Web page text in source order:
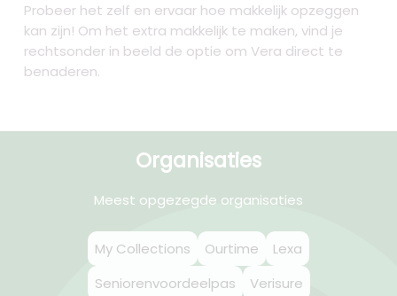
Probeer het zelf en ervaar hoe makkelijk opzeggen
kan zijn! Om het extra makkelijk te maken, vind je
rechtsonder in beeld de optie om Vera direct te
benaderen.
Organisaties
Meest opgezegde organisaties
My Collections Ourtime
Lexa
Seniorenvoordeelpas
Verisure